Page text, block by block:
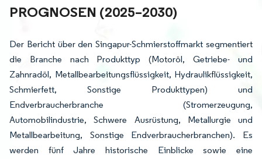
ROGNOSEN (2025–2030)
Der Bericht über den Singapur-Schmierstoffmarkt segmentiert
die Branche nach Produkttyp (Motoröl, Getriebe- und
Zahnradöl, Metallbearbeitungsflüssigkeit, Hydraulikflüssigkeit,
Schmierfett, Sonstige Produkttypen) und
Endverbraucherbranche (Stromerzeugung,
Automobilindustrie, Schwere Ausrüstung, Metallurgie und
Metallbearbeitung, Sonstige Endverbraucherbranchen). Es
werden fünf Jahre historische Einblicke sowie eine